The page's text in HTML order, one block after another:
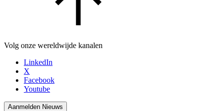
Volg onze wereldwijde kanalen
LinkedIn
X
Facebook
Youtube
Aanmelden Nieuws